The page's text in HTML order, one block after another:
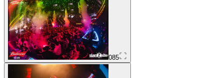
085